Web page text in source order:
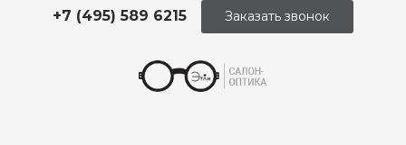
+7 (495) 589 6215 Заказать звонок